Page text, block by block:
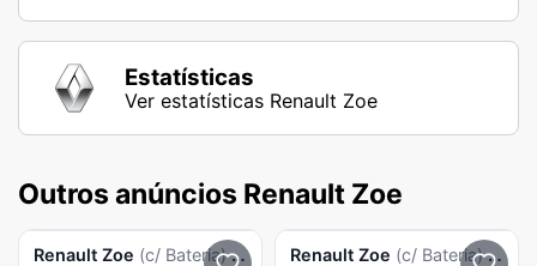
Estatísticas
Ver estatísticas Renault Zoe
Outros anúncios Renault Zoe
Renault Zoe (c/ Bateria) Intens Renault Zoe (c/ Bateria) Life